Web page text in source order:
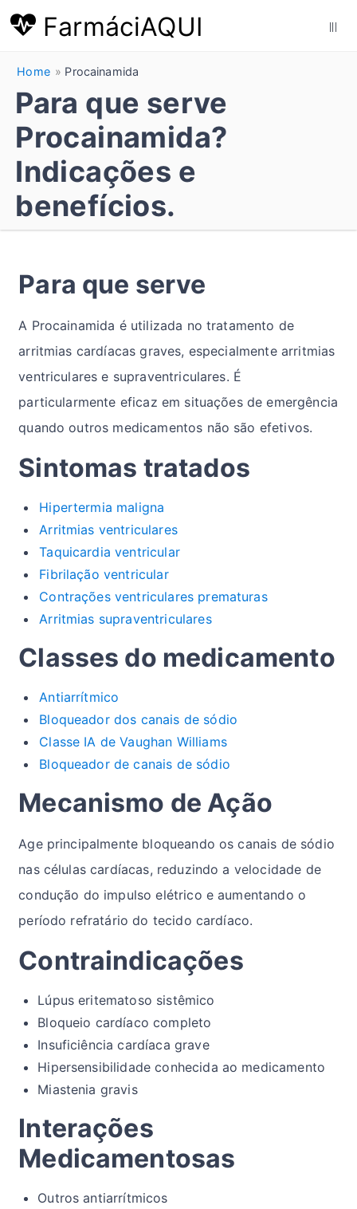
FarmáciAQUI
Home Procainamida
Para que serve
Procainamida?
Indicações e
benefícios.
Para que serve
A Procainamida é utilizada no tratamento de
arritmias cardíacas graves, especialmente arritmias
ventriculares e supraventriculares. É
particularmente eficaz em situações de emergência
quando outros medicamentos não são efetivos.
Sintomas tratados
Hipertermia maligna
Arritmias ventriculares
Taquicardia ventricular
Fibrilação ventricular
Contrações ventriculares prematuras
Arritmias supraventriculares
Classes do medicamento
Antiarrítmico
Bloqueador dos canais de sódio
Classe IA de Vaughan Williams
Bloqueador de canais de sódio
Mecanismo de Ação
Age principalmente bloqueando os canais de sódio
nas células cardíacas, reduzindo a velocidade de
condução do impulso elétrico e aumentando o
período refratário do tecido cardíaco.
Contraindicações
Lúpus eritematoso sistêmico
Bloqueio cardíaco completo
Insuficiência cardíaca grave
Hipersensibilidade conhecida ao medicamento
Miastenia gravis
Interações
Medicamentosas
Outros antiarrítmicos